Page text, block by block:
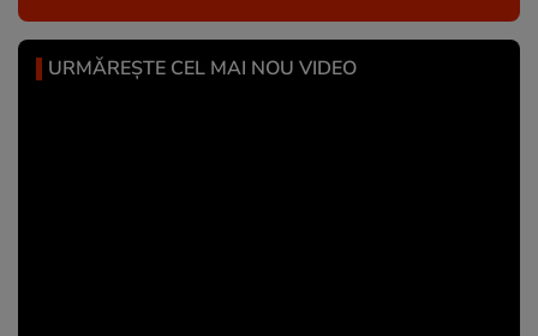
URMĂREȘTE CEL MAI NOU VIDEO